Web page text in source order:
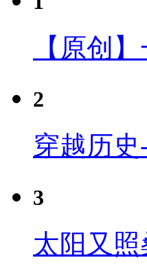
【原创
2
穿越历
3
太阳又